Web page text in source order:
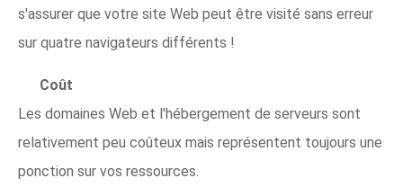
s'assurer que votre site Web peut être visité sans erreur
sur quatre navigateurs différents !
Coût
Les domaines Web et l'hébergement de serveurs sont
relativement peu coûteux mais représentent toujours une
ponction sur vos ressources.